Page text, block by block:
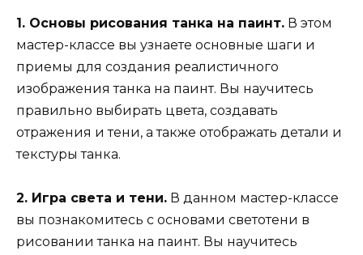
1. Основы рисования танка на паинт. В этом
мастер-классе вы узнаете основные шаги и
приемы для создания реалистичного
изображения танка на паинт. Вы научитесь
правильно выбирать цвета, создавать
отражения и тени, а также отображать детали и
текстуры танка.
2. Игра света и тени. В данном мастер-классе
вы познакомитесь с основами светотени в
рисовании танка на паинт. Вы научитесь